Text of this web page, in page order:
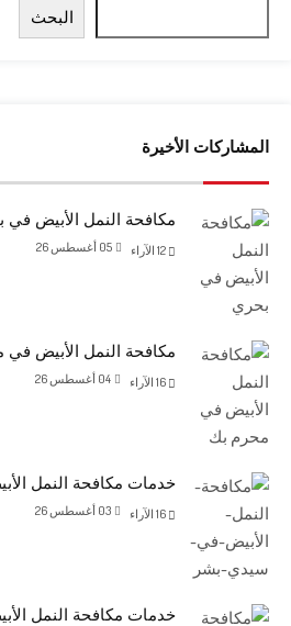
البحث
المشاركات الأخيرة
مكافحة النمل الأبيض في
05 أغسطس 26 الآراء
مكافحة النمل الأبيض
04 أغسطس 26 الآراء
خدمات مكافحة النمل
03 أغسطس 26 الآراء
خدمات مكافحة النمل